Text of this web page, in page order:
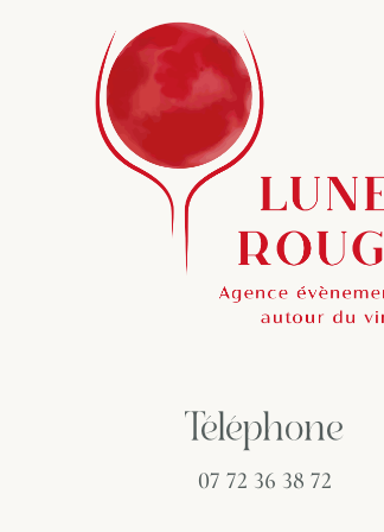
Téléphone
07 72 36 38 72